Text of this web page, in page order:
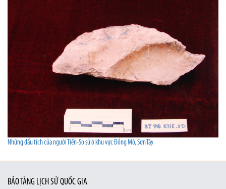
Những dấu tích của người Tiền-Sơ sử ở khu vực Đồng Mô, Sơn Tây
BẢO TÀNG LỊCH SỬ QUỐC GIA